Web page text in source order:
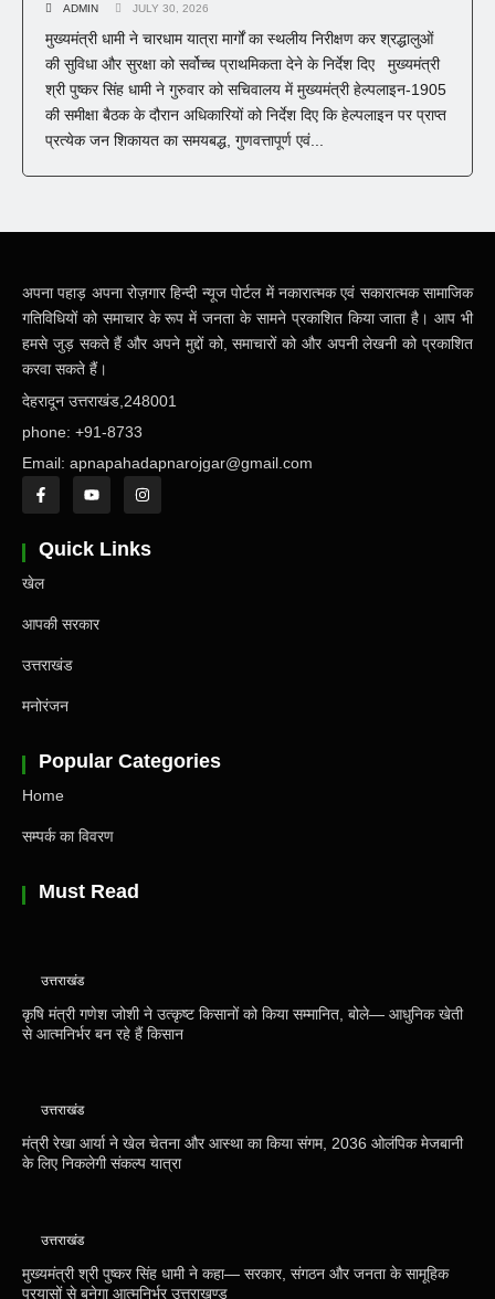
ADMIN JULY 30, 2026
मुख्यमंत्री धामी ने चारधाम यात्रा मार्गों का स्थलीय निरीक्षण कर श्रद्धालुओं
की सुविधा और सुरक्षा को सर्वोच्च प्राथमिकता देने के निर्देश दिए मुख्यमंत्री
श्री पुष्कर सिंह धामी ने गुरुवार को सचिवालय में मुख्यमंत्री हेल्पलाइन-1905
की समीक्षा बैठक के दौरान अधिकारियों को निर्देश दिए कि हेल्पलाइन पर प्राप्त
प्रत्येक जन शिकायत का समयबद्ध, गुणवत्तापूर्ण एवं...
अपना पहाड़ अपना रोज़गार हिन्दी न्यूज पोर्टल में नकारात्मक एवं सकारात्मक सामाजिक
गतिविधियों को समाचार के रूप में जनता के सामने प्रकाशित किया जाता है। आप भी
हमसे जुड़ सकते हैं और अपने मुद्दों को, समाचारों को और अपनी लेखनी को प्रकाशित
करवा सकते हैं।
देहरादून उत्तराखंड,248001
phone: +91-8733
Email: apnapahadapnarojgar@gmail.com
Quick Links
खेल
आपकी सरकार
उत्तराखंड
मनोरंजन
Popular Categories
Home
सम्पर्क का विवरण
Must Read
उत्तराखंड
कृषि मंत्री गणेश जोशी ने उत्कृष्ट किसानों को किया सम्मानित, बोले— आधुनिक खेती
से आत्मनिर्भर बन रहे हैं किसान
उत्तराखंड
मंत्री रेखा आर्या ने खेल चेतना और आस्था का किया संगम, 2036 ओलंपिक मेजबानी
के लिए निकलेगी संकल्प यात्रा
उत्तराखंड
मुख्यमंत्री श्री पुष्कर सिंह धामी ने कहा— सरकार, संगठन और जनता के सामूहिक
प्रयासों से बनेगा आत्मनिर्भर उत्तराखण्ड